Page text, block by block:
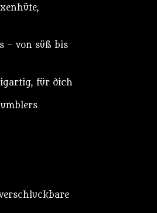
– von süß bis
für dich